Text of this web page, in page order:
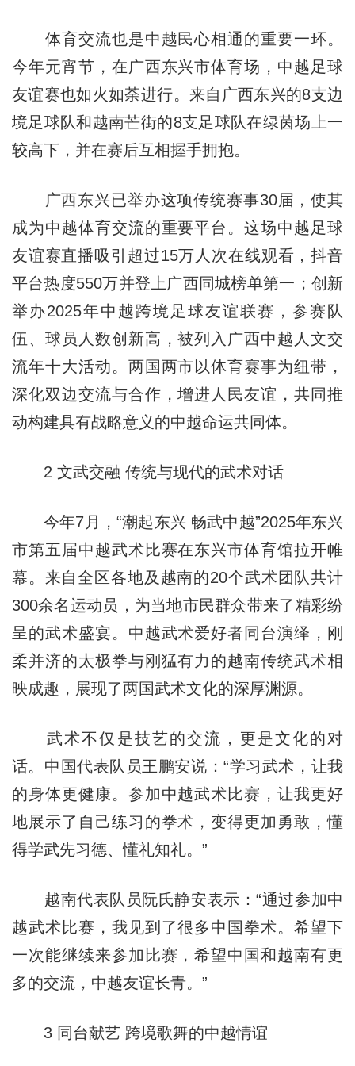
体育交流也是中越民心相通的重要一环。
今年元宵节，在广西东兴市体育场，中越足球
友谊赛也如火如荼进行。来自广西东兴的8支边
境足球队和越南芒街的8支足球队在绿茵场上一
较高下，并在赛后互相握手拥抱。
广西东兴已举办这项传统赛事30届，使其
成为中越体育交流的重要平台。这场中越足球
友谊赛直播吸引超过15万人次在线观看，抖音
平台热度550万并登上广西同城榜单第一；创新
举办2025年中越跨境足球友谊联赛，参赛队
伍、球员人数创新高，被列入广西中越人文交
流年十大活动。两国两市以体育赛事为纽带，
深化双边交流与合作，增进人民友谊，共同推
动构建具有战略意义的中越命运共同体。
2 文武交融 传统与现代的武术对话
今年7月，“潮起东兴 畅武中越”2025年东兴
市第五届中越武术比赛在东兴市体育馆拉开帷
幕。来自全区各地及越南的20个武术团队共计
300余名运动员，为当地市民群众带来了精彩纷
呈的武术盛宴。中越武术爱好者同台演绎，刚
柔并济的太极拳与刚猛有力的越南传统武术相
映成趣，展现了两国武术文化的深厚渊源。
武术不仅是技艺的交流，更是文化的对
话。中国代表队员王鹏安说：“学习武术，让我
的身体更健康。参加中越武术比赛，让我更好
地展示了自己练习的拳术，变得更加勇敢，懂
得学武先习德、懂礼知礼。”
越南代表队员阮氏静安表示：“通过参加中
越武术比赛，我见到了很多中国拳术。希望下
一次能继续来参加比赛，希望中国和越南有更
多的交流，中越友谊长青。”
3 同台献艺 跨境歌舞的中越情谊